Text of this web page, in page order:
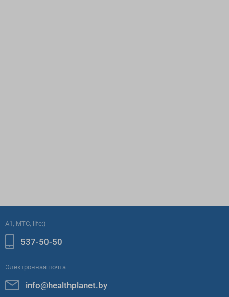
A1, МТС, life:)
537-50-50
Электронная почта
info@healthplanet.by